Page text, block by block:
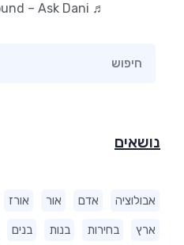
נושאים
אבולוציה אדם אור אורז
ארץ בחירות בנות בנים
♬ original sound – Ask Dani